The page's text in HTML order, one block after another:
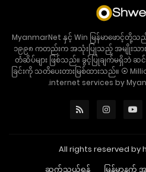
⦿ #MyanmarNet နှင့် Win မြန်မာဖောင့်
၁၉၉၈ ကတည်းက အသုံးပြုသည့် အမျိုးသာ
တံဆိပ်များ ဖြစ်သည်။ ခွင့်ပြုချက်မရှိဘဲ ဆ
ခြင်းကို သတိပေးတားမြစ်ထားသည်။ ⦿
internet services by
All rights reserved by
မြန်မာနက်
ဆက်သွယ်ရန်